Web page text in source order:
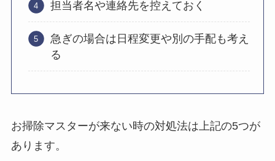
担当者名や連絡先を控えておく
急ぎの場合は日程変更や別の手配も考え
る
お掃除マスターが来ない時の対処法は上記の5つが
あります。